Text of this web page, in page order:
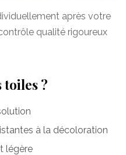
après votre
qualité rigoureux
?
à la décoloration
légère